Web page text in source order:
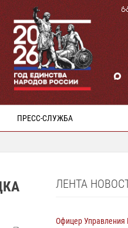
ПРЕСС-СЛУЖБА
ЛЕНТА
Офицер Управления